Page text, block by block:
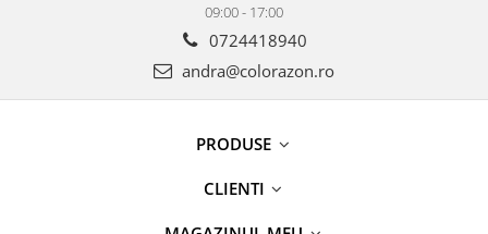
09:00 - 17:00
0724418940
andra@colorazon.ro
PRODUSE
CLIENTI